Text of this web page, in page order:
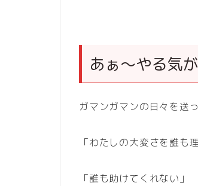
あぁ〜やる気
ガマンガマンの日々を送
「わたしの大変さを誰も
「誰も助けてくれない」